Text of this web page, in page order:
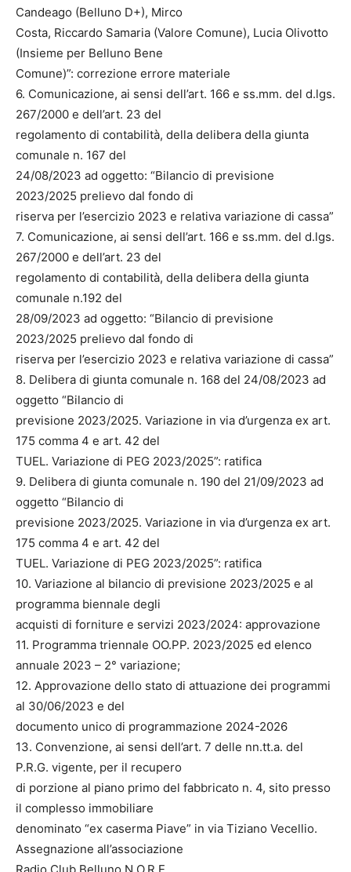
Candeago (Belluno D+), Mirco
Costa, Riccardo Samaria (Valore Comune), Lucia Olivotto
(Insieme per Belluno Bene
Comune)”: correzione errore materiale
6. Comunicazione, ai sensi dell’art. 166 e ss.mm. del d.lgs.
267/2000 e dell’art. 23 del
regolamento di contabilità, della delibera della giunta
comunale n. 167 del
24/08/2023 ad oggetto: “Bilancio di previsione
2023/2025 prelievo dal fondo di
riserva per l’esercizio 2023 e relativa variazione di cassa”
7. Comunicazione, ai sensi dell’art. 166 e ss.mm. del d.lgs.
267/2000 e dell’art. 23 del
regolamento di contabilità, della delibera della giunta
comunale n.192 del
28/09/2023 ad oggetto: “Bilancio di previsione
2023/2025 prelievo dal fondo di
riserva per l’esercizio 2023 e relativa variazione di cassa”
8. Delibera di giunta comunale n. 168 del 24/08/2023 ad
oggetto “Bilancio di
previsione 2023/2025. Variazione in via d’urgenza ex art.
175 comma 4 e art. 42 del
TUEL. Variazione di PEG 2023/2025”: ratifica
9. Delibera di giunta comunale n. 190 del 21/09/2023 ad
oggetto “Bilancio di
previsione 2023/2025. Variazione in via d’urgenza ex art.
175 comma 4 e art. 42 del
TUEL. Variazione di PEG 2023/2025”: ratifica
10. Variazione al bilancio di previsione 2023/2025 e al
programma biennale degli
acquisti di forniture e servizi 2023/2024: approvazione
11. Programma triennale OO.PP. 2023/2025 ed elenco
annuale 2023 – 2° variazione;
12. Approvazione dello stato di attuazione dei programmi
al 30/06/2023 e del
documento unico di programmazione 2024-2026
13. Convenzione, ai sensi dell’art. 7 delle nn.tt.a. del
P.R.G. vigente, per il recupero
di porzione al piano primo del fabbricato n. 4, sito presso
il complesso immobiliare
denominato “ex caserma Piave” in via Tiziano Vecellio.
Assegnazione all’associazione
Radio Club Belluno N.O.R.E.